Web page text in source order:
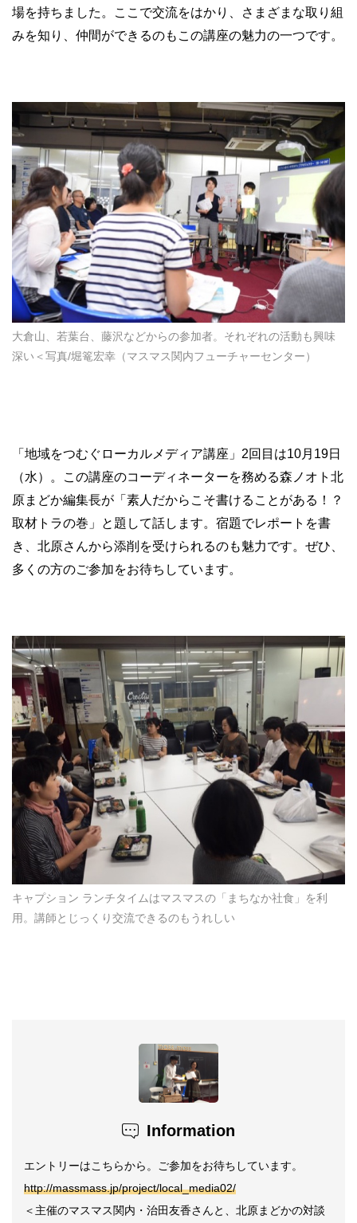
場を持ちました。ここで交流をはかり、さまざまな取り組
みを知り、仲間ができるのもこの講座の魅力の一つです。
大倉山、若葉台、藤沢などからの参加者。それぞれの活動も興味
深い＜写真/堀篭宏幸（マスマス関内フューチャーセンター）
「地域をつむぐローカルメディア講座」2回目は10月19日
（水）。この講座のコーディネーターを務める森ノオト北
原まどか編集長が「素人だからこそ書けることがある！？
取材トラの巻」と題して話します。宿題でレポートを書
き、北原さんから添削を受けられるのも魅力です。ぜひ、
多くの方のご参加をお待ちしています。
キャプション ランチタイムはマスマスの「まちなか社食」を利
用。講師とじっくり交流できるのもうれしい
Information
エントリーはこちらから。ご参加をお待ちしています。
http://massmass.jp/project/local_media02/
＜主催のマスマス関内・治田友香さんと、北原まどかの対談